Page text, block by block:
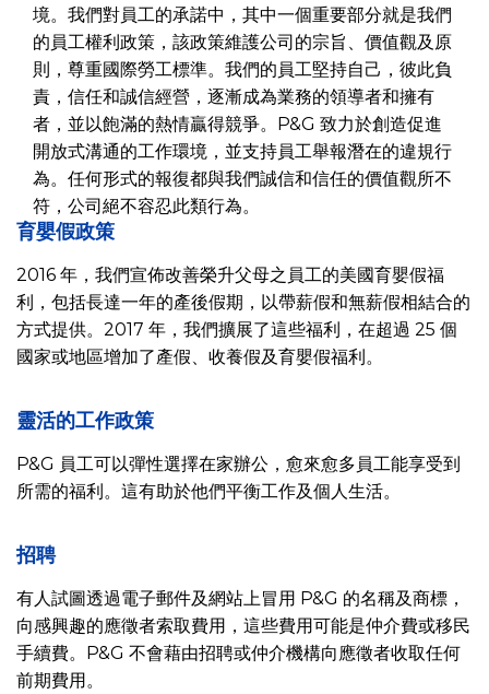
境。我們對員工的承諾中，其中一個重要部分就是我們
的員工權利政策，該政策維護公司的宗旨、價值觀及原
則，尊重國際勞工標準。我們的員工堅持自己，彼此負
責，信任和誠信經營，逐漸成為業務的領導者和擁有
者，並以飽滿的熱情贏得競爭。P&G 致力於創造促進
開放式溝通的工作環境，並支持員工舉報潛在的違規行
為。任何形式的報復都與我們誠信和信任的價值觀所不
符，公司絕不容忍此類行為。
育嬰假政策
2016 年，我們宣佈改善榮升父母之員工的美國育嬰假福
利，包括長達一年的產後假期，以帶薪假和無薪假相結合的
方式提供。2017 年，我們擴展了這些福利，在超過 25 個
國家或地區增加了產假、收養假及育嬰假福利。
靈活的工作政策
P&G 員工可以彈性選擇在家辦公，愈來愈多員工能享受到
所需的福利。這有助於他們平衡工作及個人生活。
招聘
有人試圖透過電子郵件及網站上冒用 P&G 的名稱及商標，
向感興趣的應徵者索取費用，這些費用可能是仲介費或移民
手續費。P&G 不會藉由招聘或仲介機構向應徵者收取任何
前期費用。